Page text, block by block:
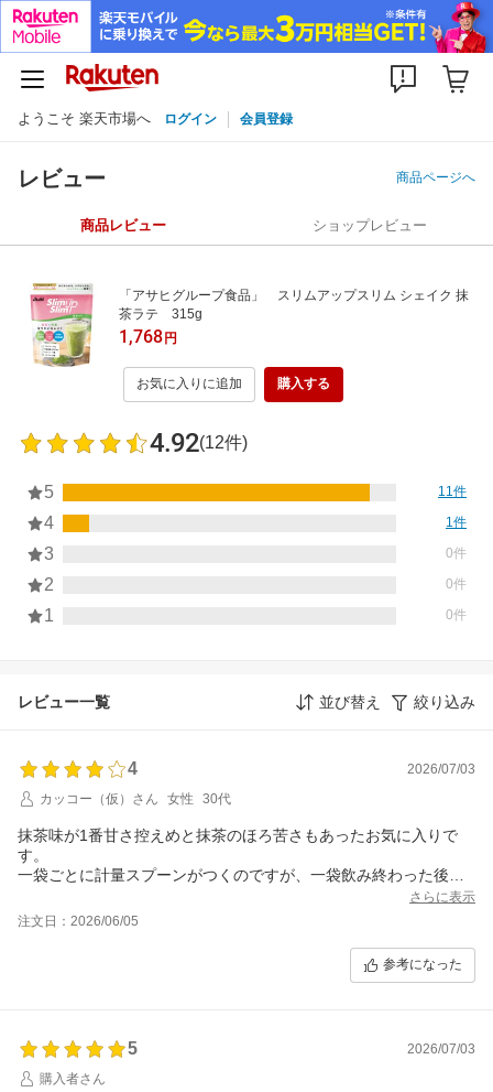
ようこそ 楽天市場へ ログイン 会員登録
レビュー 商品ページへ
商品レビュー ショップレビュー
「アサヒグループ食品」 スリムアップスリム シェイク 抹
茶ラテ 315g
1,768円
お気に入りに追加 購入する
4.92(12件)
5 11件
4 1件
3 0件
2 0件
1 0件
レビュー一覧 並び替え 絞り込み
4
2026/07/03
カッコー（仮）さん
女性 30代
抹茶味が1番甘さ控えめと抹茶のほろ苦さもあったお気に入りで
す。
一袋ごとに計量スプーンがつくのですが、一袋飲み終わった後
さらに表示
注文日：2026/06/05
参考になった
5
2026/07/03
購入者さん